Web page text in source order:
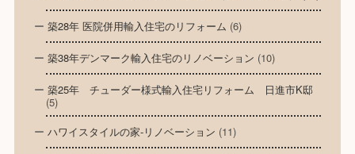
築28年 医院併用輸入住宅のリフォーム (6)
築38年デンマーク輸入住宅のリノベーション (10)
築25年 チューダー様式輸入住宅リフォーム 日進市K邸
(5)
ハワイスタイルの家-リノベーション (11)